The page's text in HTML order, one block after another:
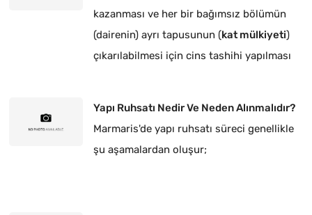
kazanması ve her bir bağımsız bölümün
(dairenin) ayrı tapusunun (kat mülkiyeti)
çıkarılabilmesi için cins tashihi yapılması
Yapı Ruhsatı Nedir Ve Neden Alınmalıdır?
Marmaris'de yapı ruhsatı süreci genellikle
şu aşamalardan oluşur;